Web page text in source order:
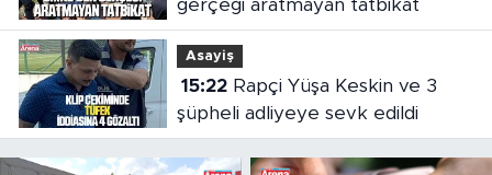
gerçeği aratmayan tatbikat
Asayiş
15:22Rapçi Yüşa Keskin ve 3
şüpheli adliyeye sevk edildi